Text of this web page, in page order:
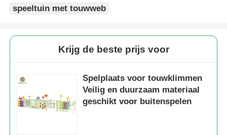
speeltuin met touwweb
Krijg de beste prijs voor
Spelplaats voor touwklimmen
Veilig en duurzaam materiaal
geschikt voor buitenspelen